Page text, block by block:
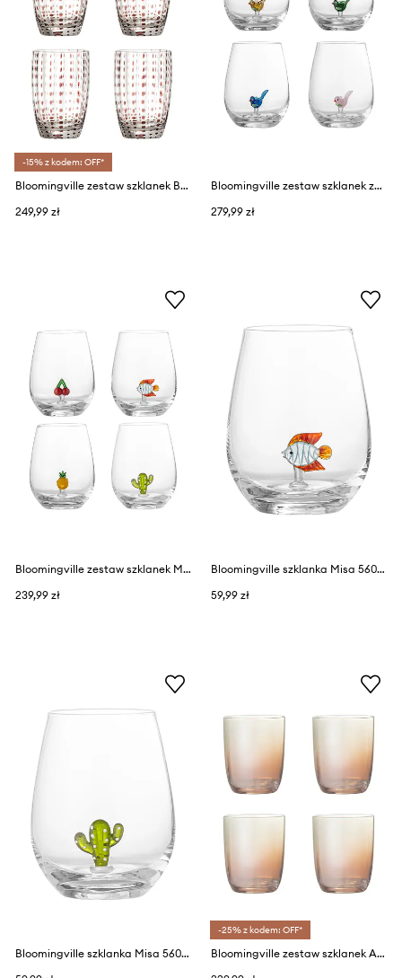
-15% z kodem: OFF*
Bloomingville zestaw szklanek Brinley 350 ml 4-pack
249,99 zł
Bloomingville zestaw szklanek ze szkła dmuchanego 9 x 12 cm
279,99 zł
Bloomingville zestaw szklanek Misa 560 ml 4-pack
239,99 zł
Bloomingville szklanka Misa 560 ml
59,99 zł
Bloomingville szklanka Misa 560 ml
-25% z kodem: OFF*
Bloomingville zestaw szklanek Aston 375 ml 4-pack